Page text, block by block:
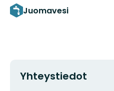
Juomavesi
Yhteystiedot